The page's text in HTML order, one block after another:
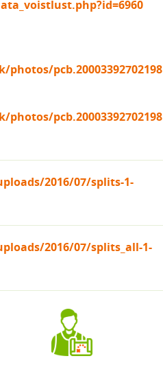
pcb.20003392702198
pcb.20003392702198
2016/07/splits-1-
2016/07/splits_all-1-